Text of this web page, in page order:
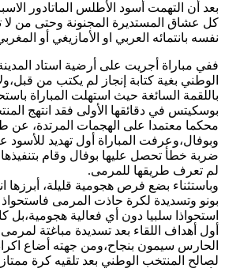
بعد أن التهمت أسود الأطلس الماتادور
كل عشاق المستديرة المجنونة وحتى من لا
نفسه بانتمائه العربي او الأمازيغي أو
ففي مباراة أجريت على أرضية استاد
الوطني بغية كتابة إنجاز لم يكتب من
باللقمة السائغة حيث استهلت المباراة
بوسكيتس في دقائقها الأولى فقد انتهج
محكما معتمدا على الهجمات المرتدة،
وبوفال،وعرفت المباراة أول تهديد للأسود
ضربة خطأ تحصل عليها بوفال وقام
لم تعرف طريقها للمرمى.
وباستثناء بضع فرص هجومية قليلة، أبرزها
بونو وتسديدة لكرة حاذت المرمى
استحواذا سلبيا دون أي فعالية هجومية،بل
أول أهداف اللقاء بعد تسديدة مباغتة
الحارس سيمون بنجاح،ومن جهته أضاع
لصالح المنتخب الوطني بعد تلقيه كرة